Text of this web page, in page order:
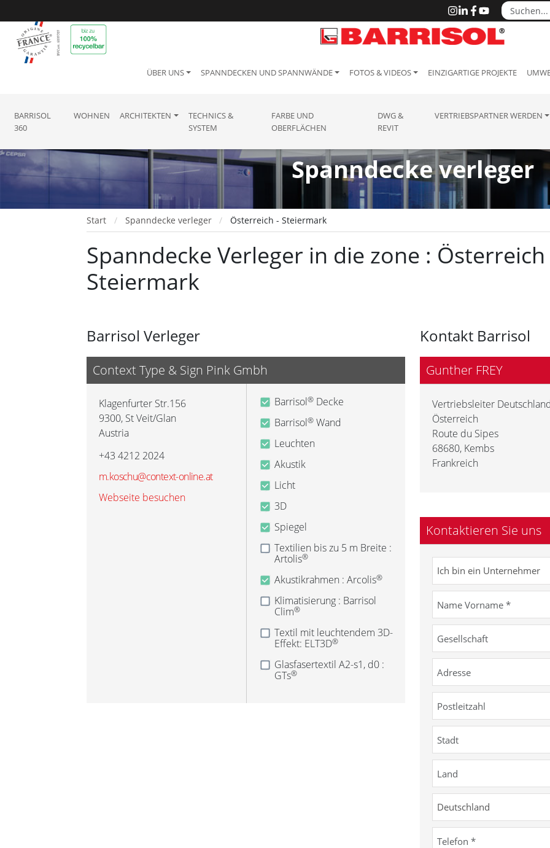
ÜBER UNS SPANNDECKEN UND SPANNWÄNDE FOTOS & VIDEOS EINZIGARTIGE PROJEKTE
BARRISOL
360
WOHNEN ARCHITEKTEN
TECHNICS &
SYSTEM
FARBE UND
OBERFLÄCHEN
DWG &
REVIT
VERTRIEBSPARTNER WERDEN
Spanndecke verleger
Start Spanndecke verleger Österreich - Steiermark
Spanndecke Verleger in die zone : Österreich
Steiermark
Barrisol Verleger
Context Type & Sign Pink Gmbh
Klagenfurter Str.156
9300, St Veit/Glan
Austria
+43 4212 2024
m.koschu@context-online.at
Webseite besuchen
Barrisol®Decke
Barrisol®Wand
Leuchten
Akustik
Licht
3D
Spiegel
Textilien bis zu 5 m Breite :
Artolis®
Akustikrahmen : Arcolis®
Klimatisierung : Barrisol
Clim®
Textil mit leuchtendem 3D-
Effekt: ELT3D®
Glasfasertextil A2-s1, d0 :
GTs®
Kontakt Barrisol
Gunther FREY
Vertriebsleiter
Österreich
Route du Sipes
68680, Kembs
Frankreich
Kontaktieren Sie uns